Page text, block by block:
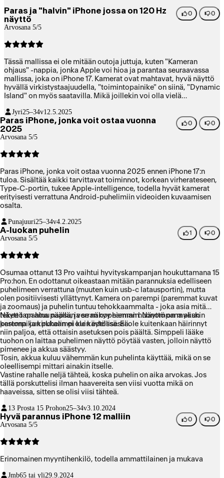
Paras ja "halvin" iPhone jossa on 120 Hz
näyttö
Arvosana 5/5
0 0
Tässä mallissa ei ole mitään outoja juttuja, kuten "Kameran
ohjaus" -nappia, jonka Apple voi hioa ja parantaa seuraavassa
mallissa, joka on iPhone 17. Kamerat ovat mahtavat, hyvä näyttö
hyvällä virkistystaajuudella, "toimintopainike" on siinä, "Dynamic
Island" on myös saatavilla. Mikä joillekin voi olla vielä
onkin vielä vitsi verrattuna kilpailijoihin).
Jyri25–34v12.5.2025
Paras iPhone, jonka voit ostaa vuonna
2025
Arvosana 5/5
0 0
Paras iPhone, jonka voit ostaa vuonna 2025 ennen iPhone 17:n
tuloa. Sisältää kaikki tarvittavat toiminnot, korkean virherateseen,
Type-C-portin, tukee Apple-intelligence, todella hyvät kamerat
erityisesti verrattuna Android-puhelimiin videoiden kuvaamisen
osalta.
Punajuuri25–34v4.2.2025
A-luokan puhelin
Arvosana 5/5
1 0
Osumaa ottanut 13 Pro vaihtui hyvityskampanjan houkuttamana 15
Pro:hon. En odottanut oikeastaan mitään parannuksia edelliseen
puhelimeen verrattuna (muuten kuin usb-c latausportin), mutta
olen positiivisesti yllättynyt. Kamera on parempi (paremmat kuvat
ja zoomaus) ja puhelin tuntuu tehokkaammalta - joka asia mitä
tekee tapahtuu napsun verran nopeammin. Näyttö on myöskin
parempi ja kirkkaampi kuin edellisessä.
Näyttö on aina päällä, ja se näkyy hieman huonompana akun
kestona kun puhelin ei ole käytössä. Ei ole kuitenkaan häirinnyt
niin paljoa, että ottaisin asetuksen pois päältä. Simppeli lääke
tuohon on laittaa puhelimen näyttö pöytää vasten, jolloin näyttö
pimenee ja akkua säästyy.
Tosin, akkua kuluu vähemmän kun puhelinta käyttää, mikä on se
oleellisempi mittari ainakin itselle.
Vastine rahalle neljä tähteä, koska puhelin on aika arvokas. Jos
tällä porskuttelisi ilman haavereita sen viisi vuotta mikä on
haaveissa, sitten se olisi viisi tähteä.
13 Prosta 15 Prohon25–34v3.10.2024
Hyvä parannus iPhone 12 malliin
Arvosana 5/5
0 0
Erinomainen myyntihenkilö, todella ammattilainen ja mukava
Jmb65 tai yli29.9.2024